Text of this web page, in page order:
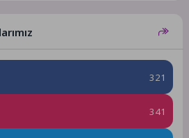
321
341